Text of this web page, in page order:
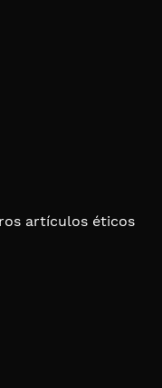
artículos éticos